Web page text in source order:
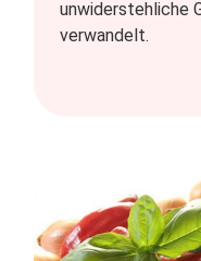
unwiderstehliche
verwandelt.